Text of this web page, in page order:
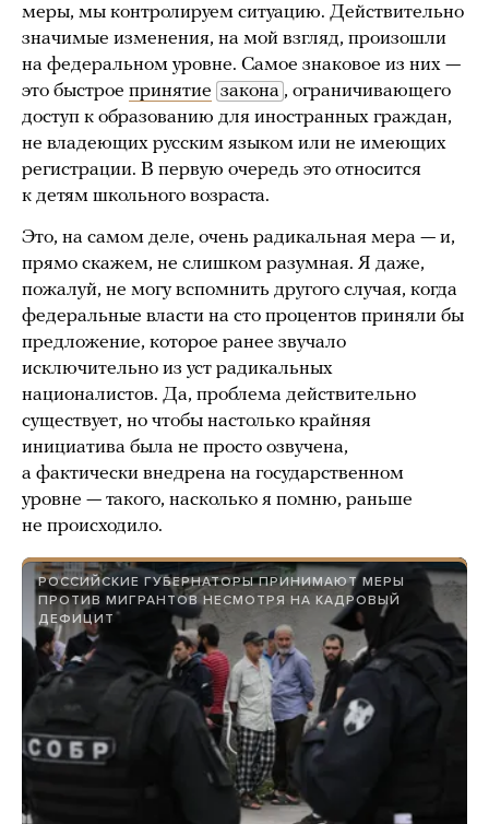
меры, мы контролируем ситуацию. Действительно
значимые изменения, на мой взгляд, произошли
на федеральном уровне. Самое знаковое из них —
это быстрое принятие закона , ограничивающего
доступ к образованию для иностранных граждан,
не владеющих русским языком или не имеющих
регистрации. В первую очередь это относится
к детям школьного возраста.
Это, на самом деле, очень радикальная мера — и,
прямо скажем, не слишком разумная. Я даже,
пожалуй, не могу вспомнить другого случая, когда
федеральные власти на сто процентов приняли бы
предложение, которое ранее звучало
исключительно из уст радикальных
националистов. Да, проблема действительно
существует, но чтобы настолько крайняя
инициатива была не просто озвучена,
а фактически внедрена на государственном
уровне — такого, насколько я помню, раньше
не происходило.
РОССИЙСКИЕ ГУБЕРНАТОРЫ ПРИНИМАЮТ МЕРЫ
ПРОТИВ МИГРАНТОВ НЕСМОТРЯ НА КАДРОВЫЙ
ДЕФИЦИТ